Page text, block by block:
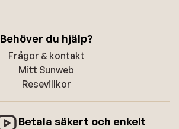
Behöver du hjälp?
Frågor & kontakt
Mitt Sunweb
Resevillkor
Betala säkert och enkelt